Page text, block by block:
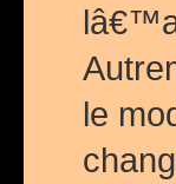
le